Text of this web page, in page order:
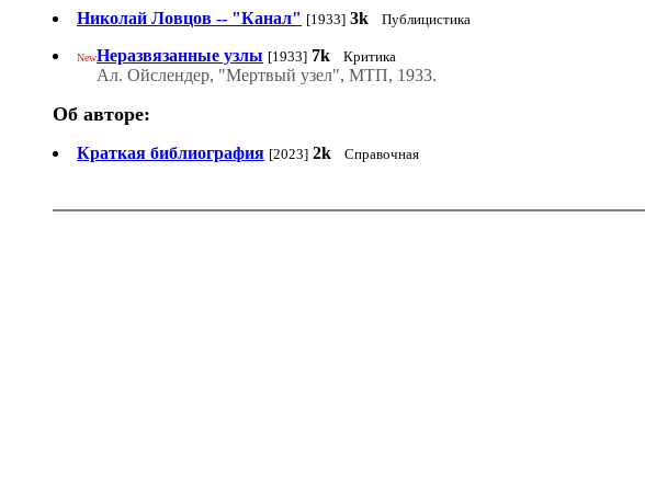
Николай Ловцов -- "Канал" [1933] 3k Публицистика
NewНеразвязанные узлы [1933] 7k Критика
Ал. Ойслендер, "Мертвый узел", МТП, 1933.
Об авторе:
Краткая библиография [2023] 2k Справочная